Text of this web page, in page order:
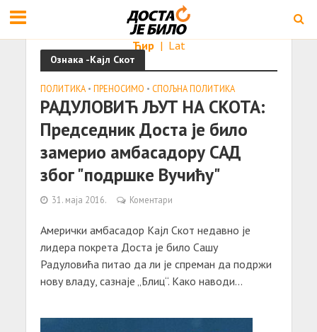
Ћир | Lat
Ознака -Кајл Скот
ПОЛИТИКА • ПРЕНОСИМО • СПОЉНА ПОЛИТИКА
РАДУЛОВИЋ ЉУТ НА СКОТА:
Председник Доста је било
замерио амбасадору САД
због "подршке Вучићу"
31. маја 2016. Коментари
Амерички амбасадор Кајл Скот недавно је
лидера покрета Доста је било Сашу
Радуловића питао да ли је спреман да подржи
нову владу, сазнаје „Блиц“. Како наводи...